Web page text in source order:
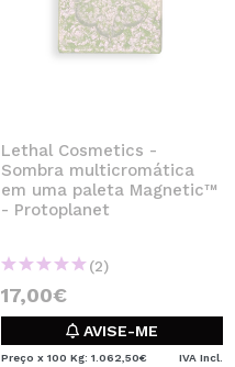
Lethal Cosmetics -
Sombra multicromática
em uma paleta Magnetic™
- Protoplanet
(2)
17,00€
AVISE-ME
Preço x 100 Kg: 1.062,50€ IVA Incl.